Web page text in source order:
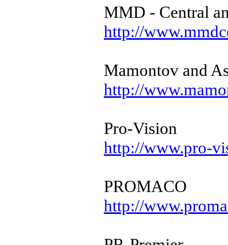
MMD - Central
http://
Mamontov and
http://
Pro-Vision
http://www.pro-
PROMACO
http://